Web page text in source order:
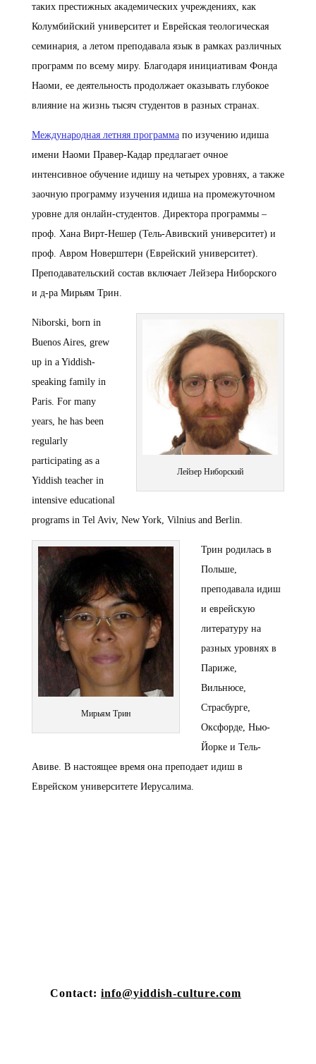
таких престижных академических учреждениях, как
Колумбийский университет и Еврейская теологическая
семинария, а летом преподавала язык в рамках различных
программ по всему миру. Благодаря инициативам Фонда
Наоми, ее деятельность продолжает оказывать глубокое
влияние на жизнь тысяч студентов в разных странах.
Международная летняя программапо изучению идиша
имени Наоми Правер-Кадар предлагает очное
интенсивное обучение идишу на четырех уровнях, а также
заочную программу изучения идиша на промежуточном
уровне для онлайн-студентов. Директора программы –
проф. Хана Вирт-Нешер (Тель-Авивский университет) и
проф. Авром Новерштерн (Еврейский университет).
Преподавательский состав включает Лейзера Ниборского
и д-ра Мирьям Трин.
Лейзер Ниборский
Niborski, born in
Buenos Aires, grew
up in a Yiddish-
speaking family in
Paris. For many
years, he has been
regularly
participating as a
Yiddish teacher in
intensive educational
programs in Tel Aviv, New York, Vilnius and Berlin.
Мирьям Трин
Трин родилась в
Польше,
преподавала идиш
и еврейскую
литературу на
разных уровнях в
Париже,
Вильнюсе,
Страсбурге,
Оксфорде, Нью-
Йорке и Тель-
Авиве. В настоящее время она преподает идиш в
Еврейском университете Иерусалима.
Contact: info@yiddish-culture.com